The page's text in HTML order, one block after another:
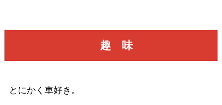
趣 味
とにかく車好き。